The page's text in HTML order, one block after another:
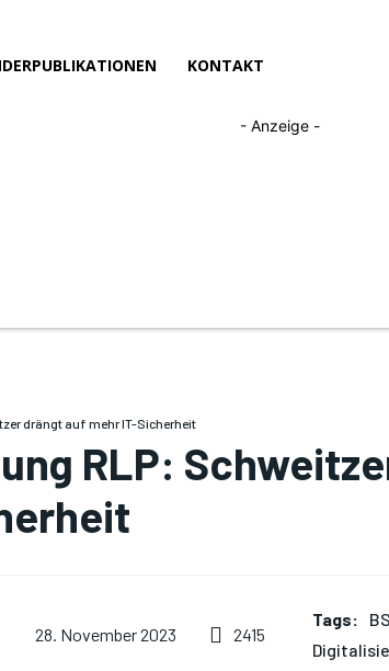
KONTAKT
- Anzeige -
drängt auf mehr IT-Sicherheit
RLP:
28. November 2023 2415
Tags: